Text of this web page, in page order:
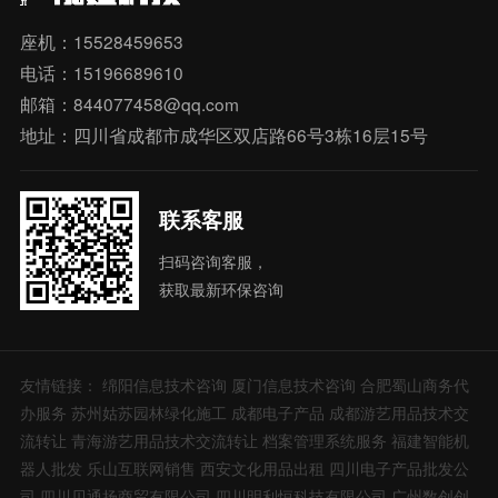
座机：15528459653
电话：15196689610
邮箱：844077458@qq.com
地址：四川省成都市成华区双店路66号3栋16层15号
联系客服
扫码咨询客服，
获取最新环保咨询
友情链接： 绵阳信息技术咨询 厦门信息技术咨询 合肥蜀山商务代
办服务 苏州姑苏园林绿化施工 成都电子产品 成都游艺用品技术交
流转让 青海游艺用品技术交流转让 档案管理系统服务 福建智能机
器人批发 乐山互联网销售 西安文化用品出租 四川电子产品批发公